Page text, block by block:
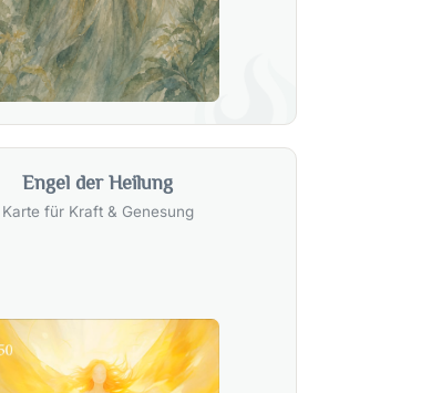
Engel der Heilung
Karte für Kraft & Genesung